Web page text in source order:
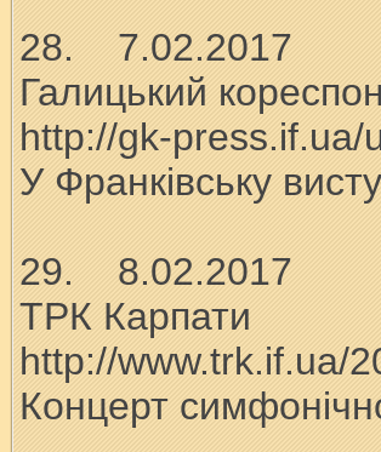
28. 7.02.2017
Галицький
http://gk-press.if.ua/
У Франківську
29. 8.02.2017
ТРК Карпати
http://www.trk.if.ua/
Концерт